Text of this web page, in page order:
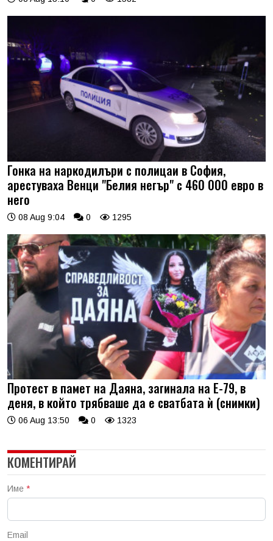
Гонка на наркодилъри с полицаи в София,
арестуваха Венци "Белия негър" с 460 000 евро в
него
08 Aug 9:04 0 1295
Протест в памет на Даяна, загинала на Е-79, в
деня, в който трябваше да е сватбата ѝ (снимки)
06 Aug 13:50 0 1323
КОМЕНТИРАЙ
Име *
Email